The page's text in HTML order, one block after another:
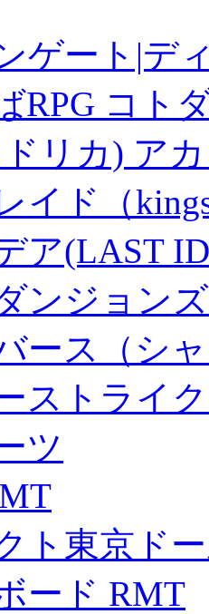
ゲート|デ
RPG コト
ドリカ) ア
イド（
ア(LAST
ンジョン
ース（シ
ストライ
ツ
ト東京ド
ード RMT